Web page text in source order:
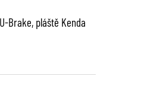
Brake, pláště Kenda